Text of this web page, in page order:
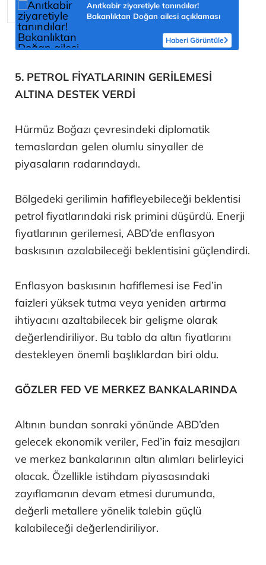
Anıtkabir ziyaretiyle tanındılar!
Bakanlıktan Doğan ailesi açıklaması
Haberi Görüntüle
5. PETROL FİYATLARININ GERİLEMESİ
ALTINA DESTEK VERDİ
Hürmüz Boğazı çevresindeki diplomatik
temaslardan gelen olumlu sinyaller de
piyasaların radarındaydı.
Bölgedeki gerilimin hafifleyebileceği beklentisi
petrol fiyatlarındaki risk primini düşürdü. Enerji
fiyatlarının gerilemesi, ABD’de enflasyon
baskısının azalabileceği beklentisini güçlendirdi.
Enflasyon baskısının hafiflemesi ise Fed’in
faizleri yüksek tutma veya yeniden artırma
ihtiyacını azaltabilecek bir gelişme olarak
değerlendiriliyor. Bu tablo da altın fiyatlarını
destekleyen önemli başlıklardan biri oldu.
GÖZLER FED VE MERKEZ BANKALARINDA
Altının bundan sonraki yönünde ABD’den
gelecek ekonomik veriler, Fed’in faiz mesajları
ve merkez bankalarının altın alımları belirleyici
olacak. Özellikle istihdam piyasasındaki
zayıflamanın devam etmesi durumunda,
değerli metallere yönelik talebin güçlü
kalabileceği değerlendiriliyor.